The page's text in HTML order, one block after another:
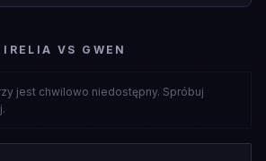
VS GWEN
jest chwilowo niedostępny. Spróbuj